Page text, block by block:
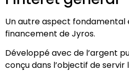
Un autre aspect fondamental
financement de Jyros.
Développé avec de l’argent
conçu dans l’objectif de servir